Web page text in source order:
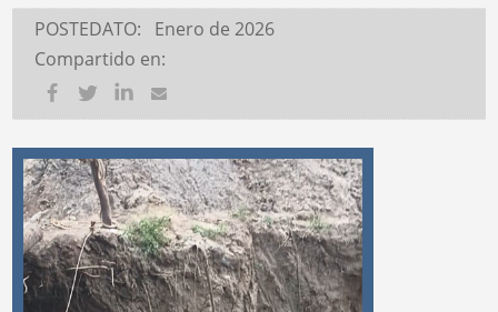
POSTEDATO: Enero de 2026
Compartido en: